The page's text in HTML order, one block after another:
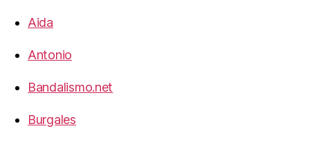
Aida
Antonio
Bandalismo.net
Burgales